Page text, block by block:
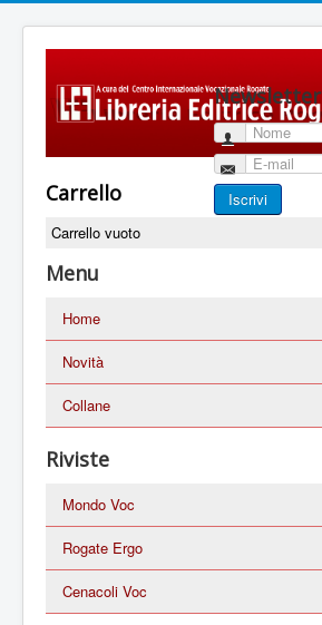
Newsletter
Nome
E-mail
Iscrivi
Carrello
Carrello vuoto
Menu
Home
Novità
Collane
Riviste
Mondo Voc
Rogate Ergo
Cenacoli Voc